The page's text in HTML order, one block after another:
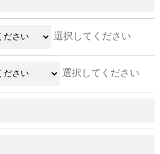
選択してください
選択してください